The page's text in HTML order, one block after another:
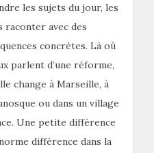
les sujets du jour, les
avec des
concrètes. Là où
parlent d’une réforme,
change à Marseille, à
ou dans un village
Une petite différence
différence dans la